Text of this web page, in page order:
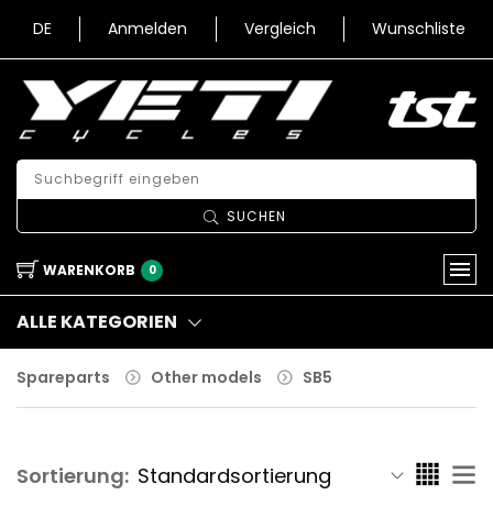
DE Anmelden Vergleich Wunschliste
SUCHEN
WARENKORB 0
ALLE KATEGORIEN
Spareparts Other models SB5
Sortierung: